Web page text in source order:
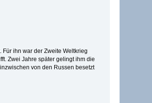
ihn war der Zweite Weltkrieg
Zwei Jahre später gelingt ihm die
von den Russen besetzt